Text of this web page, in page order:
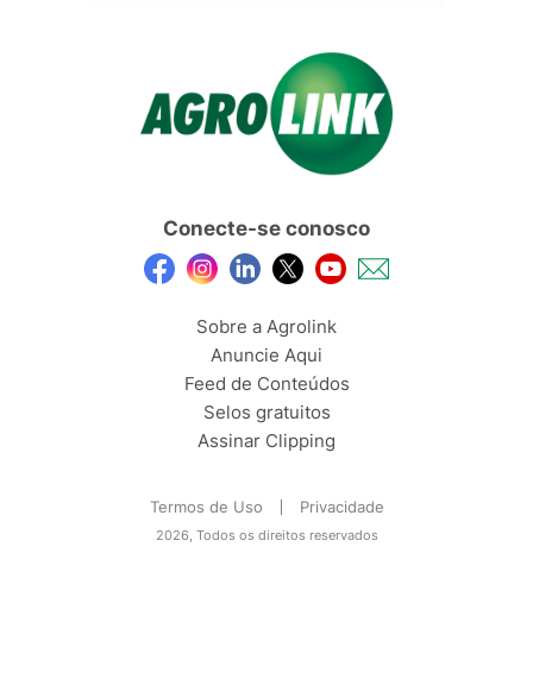
Conecte-se conosco
Sobre a Agrolink
Anuncie Aqui
Feed de Conteúdos
Selos gratuitos
Assinar Clipping
Termos de Uso Privacidade
2026, Todos os direitos reservados